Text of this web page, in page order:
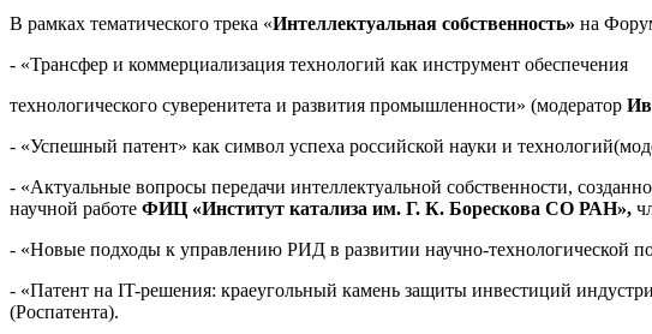
В рамках тематического трека «Интеллектуальная собственность» на
- «Трансфер и коммерциализация технологий как инструмент обеспечения
технологического суверенитета и развития промышленности» (модератор
- «Успешный патент» как символ успеха российской науки и
- «Актуальные вопросы передачи интеллектуальной собственности,
научной работе ФИЦ «Институт катализа им. Г. К. Борескова СО РАН»,
- «Новые подходы к управлению РИД в развитии научно-технологической
- «Патент на IT-решения: краеугольный камень защиты инвестиций
(Роспатента).